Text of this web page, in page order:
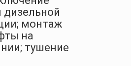
монтаж
на
тушение